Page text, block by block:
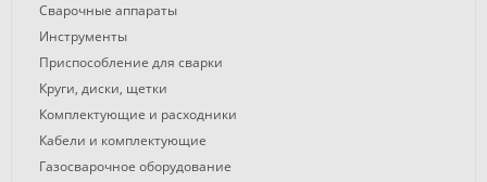
Сварочные аппараты
Инструменты
Приспособление для сварки
Круги, диски, щетки
Комплектующие и расходники
Кабели и комплектующие
Газосварочное оборудование